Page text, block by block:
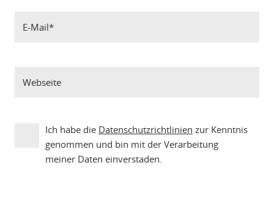
Ich habe die Datenschutzrichtlinien zur Kenntnis
genommen und bin mit der Verarbeitung
meiner Daten einverstaden.